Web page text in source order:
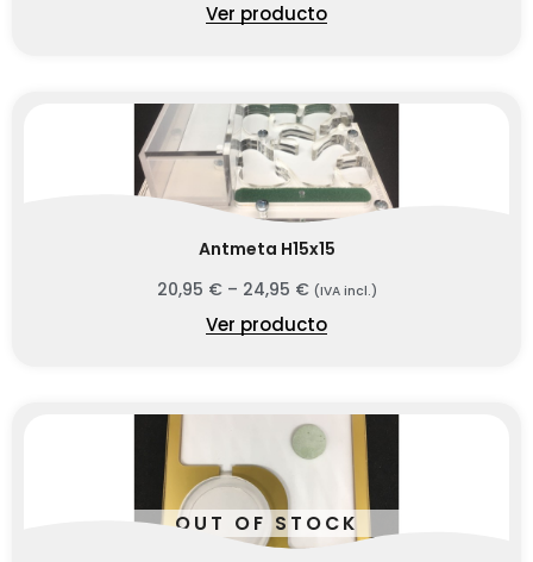
Ver producto
Antmeta H15x15
20,95 € – 24,95 € (IVA incl.)
Ver producto
OUT OF STOCK